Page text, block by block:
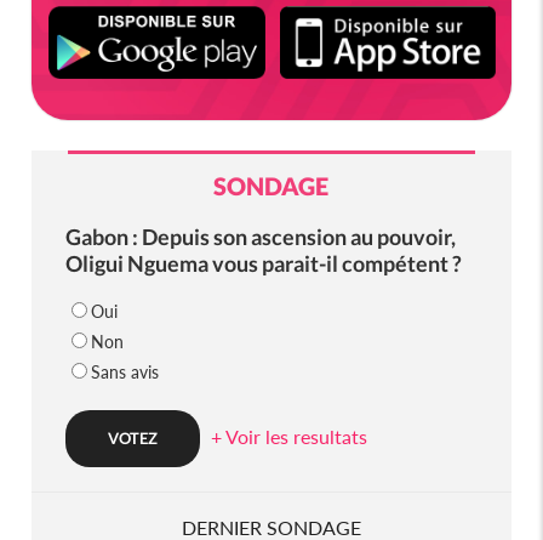
SONDAGE
Gabon : Depuis son ascension au pouvoir,
Oligui Nguema vous parait-il compétent ?
Oui
Non
Sans avis
+ Voir les resultats
DERNIER SONDAGE